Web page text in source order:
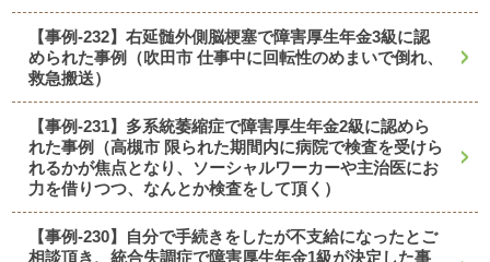
【事例-232】右延髄外側脳梗塞で障害厚生年金3級に認
められた事例（吹田市 仕事中に回転性のめまいで倒れ、
救急搬送）
【事例-231】多系統萎縮症で障害厚生年金2級に認めら
れた事例（高槻市 限られた期間内に病院で検査を受けら
れるかが焦点となり、ソーシャルワーカーや主治医にお
力を借りつつ、なんとか検査をして頂く）
【事例-230】自分で手続きをしたが不支給になったとご
相談頂き、統合失調症で障害厚生年金1級が決定した事